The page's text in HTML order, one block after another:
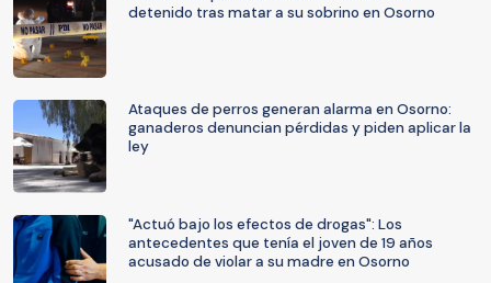
detenido tras matar a su sobrino en Osorno
Ataques de perros generan alarma en Osorno:
ganaderos denuncian pérdidas y piden aplicar la
ley
"Actuó bajo los efectos de drogas": Los
antecedentes que tenía el joven de 19 años
acusado de violar a su madre en Osorno